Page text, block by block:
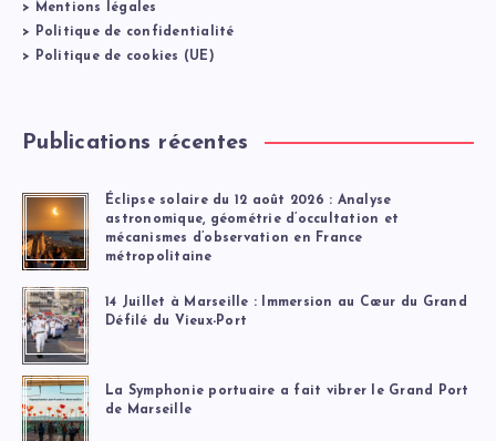
>
Mentions légales
>
Politique de confidentialité
>
Politique de cookies (UE)
Publications récentes
Éclipse solaire du 12 août 2026 : Analyse
astronomique, géométrie d’occultation et
mécanismes d’observation en France
métropolitaine
14 Juillet à Marseille : Immersion au Cœur du Grand
Défilé du Vieux-Port
La Symphonie portuaire a fait vibrer le Grand Port
de Marseille